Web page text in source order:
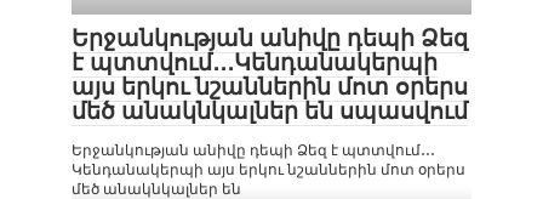
Երջանկության անիվը դեպի Ձեզ
է պտտվում․․․Կենդանակերպի
այս երկու նշաններին մոտ օրերս
մեծ անակնկալներ են սպասվում
Երջանկության անիվը դեպի Ձեզ է պտտվում․․․
Կենդանակերպի այս երկու նշաններին մոտ օրերս
մեծ անակնկալներ են